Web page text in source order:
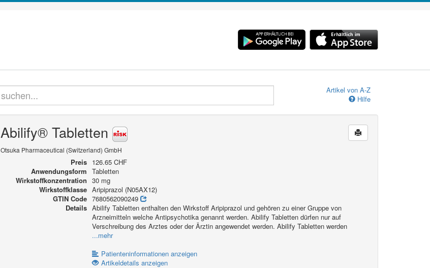
Artikel von A-Z
Hilfe
Abilify® Tabletten
Otsuka Pharmaceutical (Switzerland) GmbH
Preis 126.65 CHF
Anwendungsform Tabletten
Wirkstoffkonzentration 30 mg
Wirkstoffklasse Aripiprazol (N05AX12)
GTIN Code 7680562090249
Details Abilify Tabletten enthalten den Wirkstoff Aripiprazol und gehören zu einer Gruppe von
Arzneimitteln welche Antipsychotika genannt werden. Abilify Tabletten dürfen nur auf
Verschreibung des Arztes oder der Ärztin angewendet werden. Abilify Tabletten werden
...mehr
Patienteninformationen anzeigen
Artikeldetails anzeigen